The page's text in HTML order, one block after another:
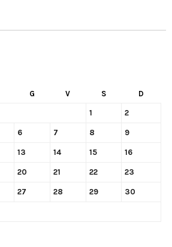
G V S D
1 2
6 7 8 9
13 14 15 16
20 21 22 23
27 28 29 30